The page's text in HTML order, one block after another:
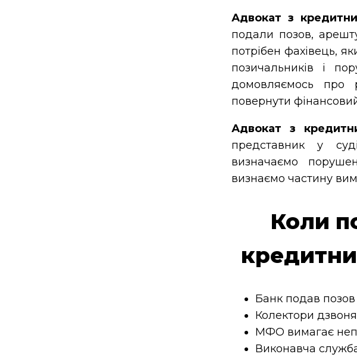
Адвокат з
подали позов,
потрібен фахівець,
позичальників і
домовляємось про
повернути
Адвокат з
представник у
визначаємо
визнаємо частину
Коли
Банк подав
Колектори
МФО вимагає
Виконавча